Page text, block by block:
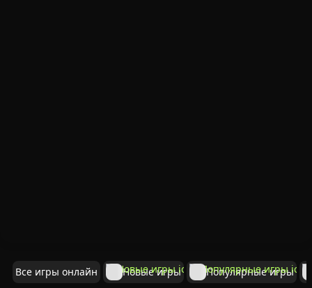
Все игры онлайн Новые игры Популярные игры